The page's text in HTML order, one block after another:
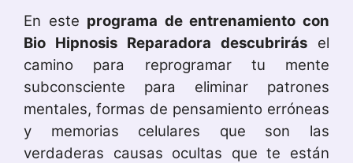
En este programa de entrenamiento con
Bio Hipnosis Reparadora descubrirás el
camino para reprogramar tu mente
subconsciente para eliminar patrones
mentales, formas de pensamiento erróneas
y memorias celulares que son las
verdaderas causas ocultas que te están